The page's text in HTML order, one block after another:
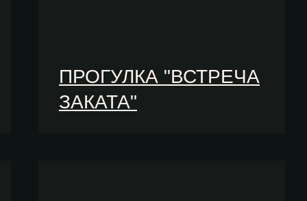
ПРОГУЛКА "ВСТРЕЧА
ЗАКАТА"